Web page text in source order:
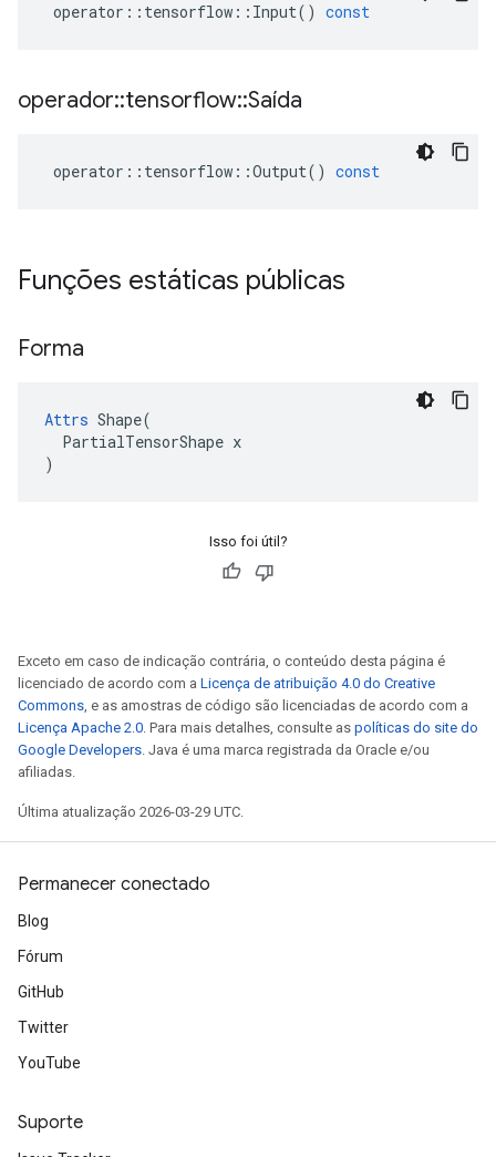
operator :: tensorflow :: Input() const
operador::tensorflow::Saída
operator :: tensorflow ::Output() const
Funções estáticas públicas
Forma
Attrs Shape(
  PartialTensorShape x
)
Isso foi útil?
Exceto em caso de indicação contrária, o conteúdo desta página é
licenciado de acordo com a Licença de atribuição 4.0 do Creative
Commons, e as amostras de código são licenciadas de acordo com a
Licença Apache 2.0. Para mais detalhes, consulte as políticas do site do
Google Developers. Java é uma marca registrada da Oracle e/ou
afiliadas.
Última atualização 2026-03-29 UTC.
Permanecer conectado
Blog
Fórum
GitHub
Twitter
YouTube
Suporte